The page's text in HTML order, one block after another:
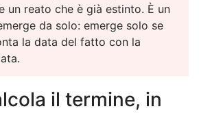
un reato che è già estinto. È un
da solo: emerge solo se
la data del fatto con la
il termine, in